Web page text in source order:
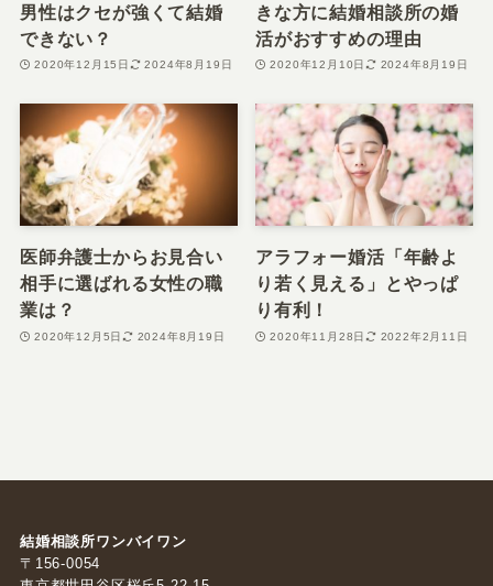
男性はクセが強くて結婚
できない？
2020年12月15日 2024年8月19日
きな方に結婚相談所の婚
活がおすすめの理由
2020年12月10日 2024年8月19日
医師弁護士からお見合い
相手に選ばれる女性の職
業は？
2020年12月5日 2024年8月19日
アラフォー婚活「年齢よ
り若く見える」とやっぱ
り有利！
2020年11月28日 2022年2月11日